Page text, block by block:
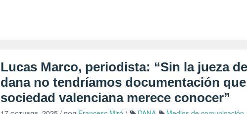
Lucas Marco, periodista: “Sin la jueza
dana no tendríamos documentación
sociedad valenciana merece conocer”